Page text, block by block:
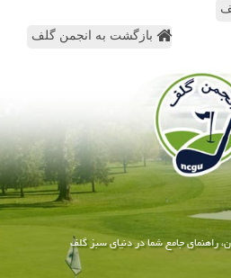
بازگشت به انجمن گلف
راهنمای جامع شما در دنیای سبز گلف